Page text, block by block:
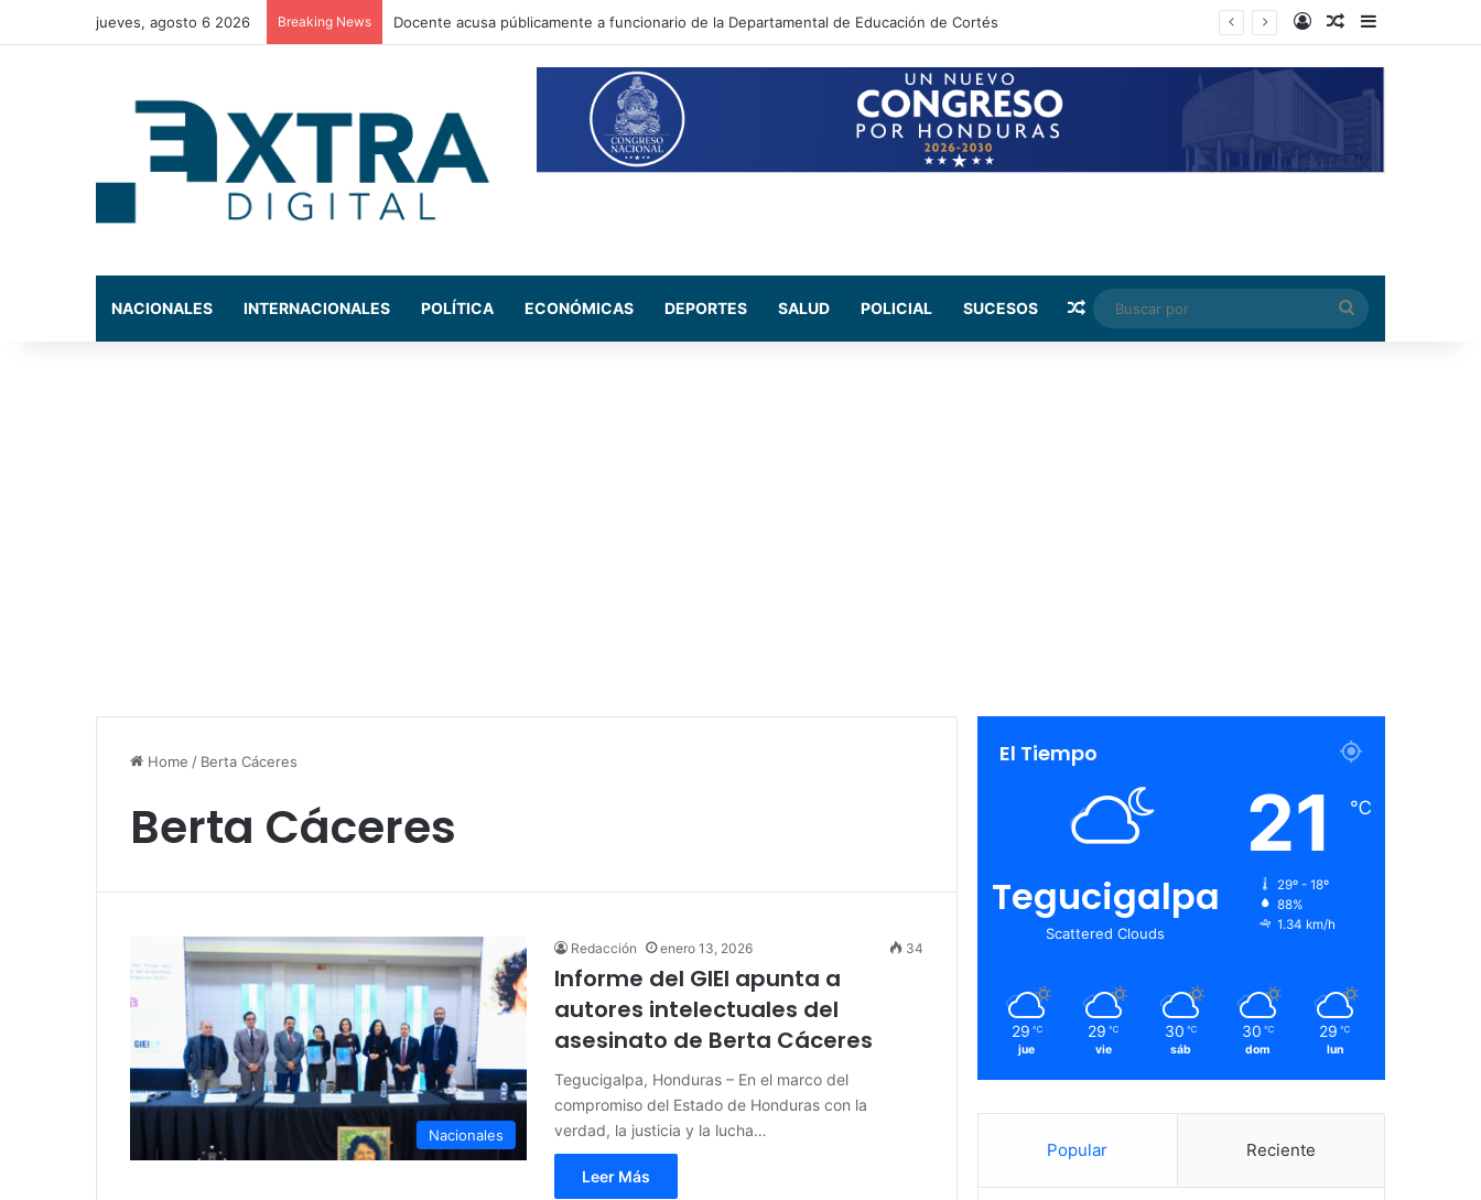
jueves, agosto 6 2026 Breaking News La exdiputada Maribel Espinoza arremete contra el expresidente Juan Orlando Hernández Log InRandom Article
NACIONALES INTERNACIONALES POLÍTICA ECONÓMICAS DEPORTES SALUD POLICIAL SUCESOS Random Article
Buscar
por
Home / Berta Cáceres
Berta Cáceres
Nacionales
Redacción enero 13, 2026 34
Informe del GIEI apunta a
autores intelectuales del
asesinato de Berta Cáceres
Tegucigalpa, Honduras – En el marco del
compromiso del Estado de Honduras con la
verdad, la justicia y la lucha…
Leer Más
El Tiempo
Tegucigalpa
Scattered Clouds
21 ℃
29º - 18º
88%
1.34 km/h
29 ℃
jue
29 ℃
vie
30 ℃
sáb
30 ℃
dom
29 ℃
lun
Popular Reciente